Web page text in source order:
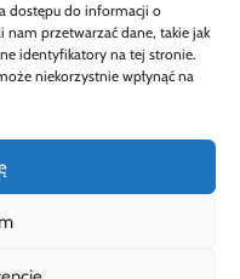
dostępu do informacji o
przetwarzać dane, takie jak
identyfikatory na tej stronie.
niekorzystnie wpłynąć na